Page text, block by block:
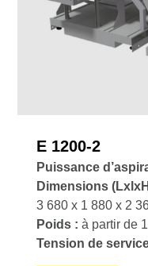
E 1200-2
Puissance
Dimensions
3 680 x 1 880 x 2
Poids :à partir de
Tension de